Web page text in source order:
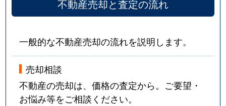
不動産売却と査定の流れ
一般的な不動産売却の流れを説明します。
売却相談
不動産の売却は、価格の査定から。ご要望・
お悩み等をご相談ください。